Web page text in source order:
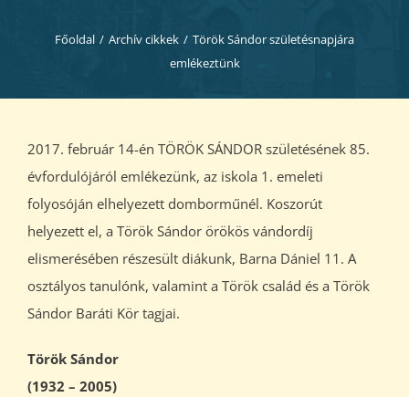
Főoldal / Archív cikkek / Török Sándor születésnapjára
emlékeztünk
2017. február 14-én TÖRÖK SÁNDOR születésének 85.
évfordulójáról emlékezünk, az iskola 1. emeleti
folyosóján elhelyezett domborműnél. Koszorút
helyezett el, a Török Sándor örökös vándordíj
elismerésében részesült diákunk, Barna Dániel 11. A
osztályos tanulónk, valamint a Török család és a Török
Sándor Baráti Kör tagjai.
Török Sándor
(1932 – 2005)